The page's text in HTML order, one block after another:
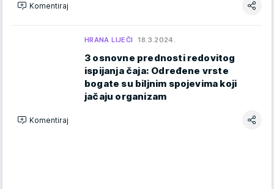
Komentiraj
HRANA LIJEČI 18.3.2024.
3 osnovne prednosti redovitog
ispijanja čaja: Određene vrste
bogate su biljnim spojevima koji
jačaju organizam
Komentiraj